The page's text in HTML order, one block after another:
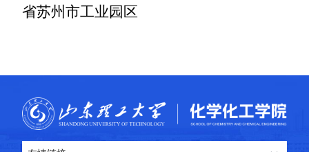
省苏州市工业园区